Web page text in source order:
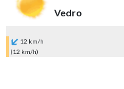
Vedro
12 km/h
(12 km/h)